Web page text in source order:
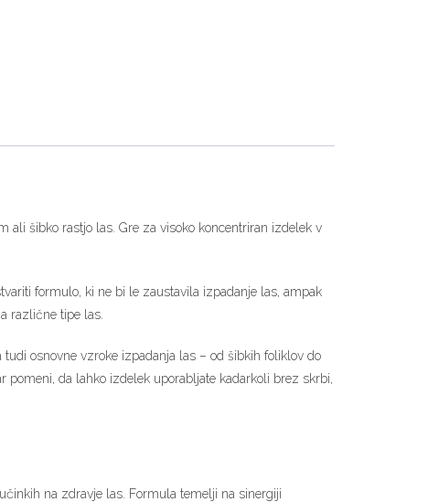
ali šibko rastjo las. Gre za visoko koncentriran izdelek v
formulo, ki ne bi le zaustavila izpadanje las, ampak
različne tipe las.
osnovne vzroke izpadanja las – od šibkih foliklov do
pomeni, da lahko izdelek uporabljate kadarkoli brez skrbi,
na zdravje las. Formula temelji na sinergiji